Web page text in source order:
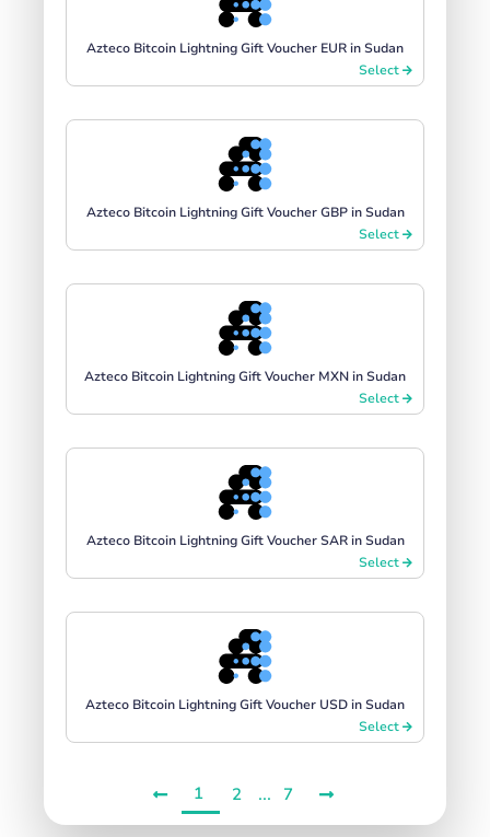
Azteco Bitcoin Lightning Gift Voucher EUR in Sudan
Select
Azteco Bitcoin Lightning Gift Voucher GBP in Sudan
Select
Azteco Bitcoin Lightning Gift Voucher MXN in Sudan
Select
Azteco Bitcoin Lightning Gift Voucher SAR in Sudan
Select
Azteco Bitcoin Lightning Gift Voucher USD in Sudan
Select
1 2 ... 7